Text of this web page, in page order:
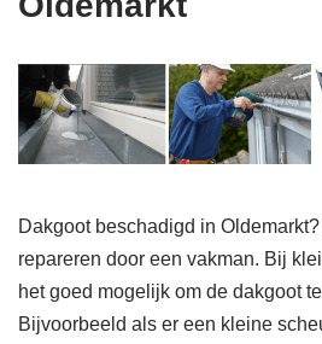
Dakgoot beschadigd in
repareren door een vakman. Bij
het goed mogelijk om de dakgoot
Bijvoorbeeld als er een kleine